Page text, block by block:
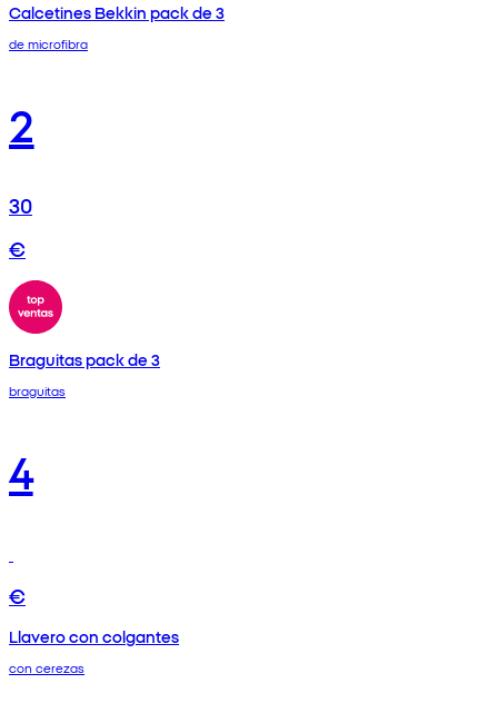
Calcetines Bekkin pack de 3
de microfibra
2
30
€
Braguitas pack de 3
braguitas
4
€
Llavero con colgantes
con cerezas